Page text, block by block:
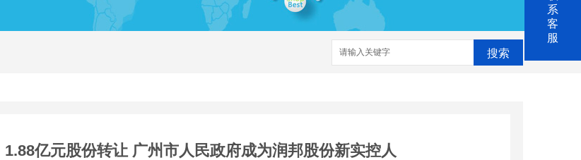
搜索
1.88亿元股份转让 广州市人民政府成为润邦股份新实控人
系
客
服